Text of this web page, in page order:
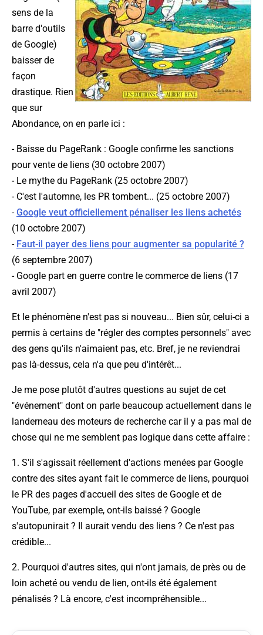
sens de la
barre d'outils
de Google)
baisser de
façon
drastique. Rien
que sur
Abondance, on en parle ici :
- Baisse du PageRank : Google confirme les sanctions
pour vente de liens (30 octobre 2007)
- Le mythe du PageRank (25 octobre 2007)
- C'est l'automne, les PR tombent... (25 octobre 2007)
-Google veut officiellement pénaliser les liens achetés
(10 octobre 2007)
- Faut-il payer des liens pour augmenter sa popularité ?
(6 septembre 2007)
- Google part en guerre contre le commerce de liens (17
avril 2007)
Et le phénomène n'est pas si nouveau... Bien sûr, celui-ci a
permis à certains de "régler des comptes personnels" avec
des gens qu'ils n'aimaient pas, etc. Bref, je ne reviendrai
pas là-dessus, cela n'a que peu d'intérêt...
Je me pose plutôt d'autres questions au sujet de cet
"événement" dont on parle beaucoup actuellement dans le
landerneau des moteurs de recherche car il y a pas mal de
chose qui ne me semblent pas logique dans cette affaire :
1. S'il s'agissait réellement d'actions menées par Google
contre des sites ayant fait le commerce de liens, pourquoi
le PR des pages d'accueil des sites de Google et de
YouTube, par exemple, ont-ils baissé ? Google
s'autopunirait ? Il aurait vendu des liens ? Ce n'est pas
crédible...
2. Pourquoi d'autres sites, qui n'ont jamais, de près ou de
loin acheté ou vendu de lien, ont-ils été également
pénalisés ? Là encore, c'est incompréhensible...